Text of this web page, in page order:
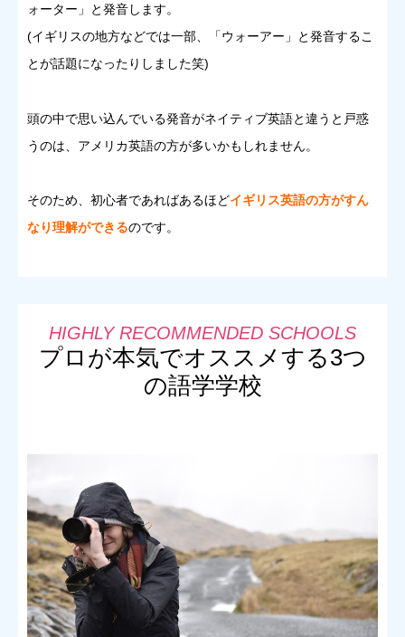
ォーター」と発音します。
(イギリスの地方などでは一部、「ウォーアー」と発音するこ
とが話題になったりしました笑)
頭の中で思い込んでいる発音がネイティブ英語と違うと戸惑
うのは、アメリカ英語の方が多いかもしれません。
そのため、初心者であればあるほどイギリス英語の方がすん
なり理解ができるのです。
プロが本気でオススメする3つ
の語学学校